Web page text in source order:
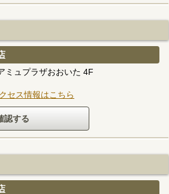
ミュプラザおおいた 4F
セス情報はこちら